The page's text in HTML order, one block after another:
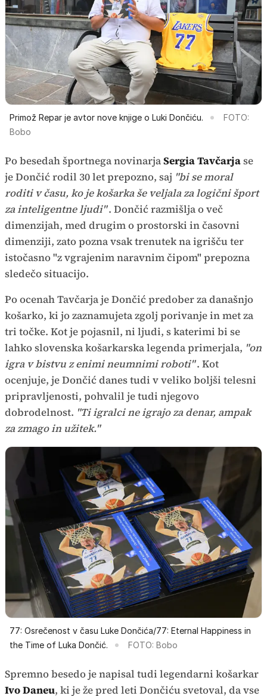
Primož Repar je avtor nove knjige o Luki Dončiću.
FOTO:
Bobo
Po besedah športnega novinarjaSergia Tavčarjase
je Dončić rodil 30 let prepozno, saj "bi se moral
roditi v času, ko je košarka še veljala za logični šport
za inteligentne ljudi". Dončić razmišlja o več
dimenzijah, med drugim o prostorski in časovni
dimenziji, zato pozna vsak trenutek na igrišču ter
istočasno "z vgrajenim naravnim čipom" prepozna
sledečo situacijo.
Po ocenah Tavčarja je Dončić predober za današnjo
košarko, ki jo zaznamujeta zgolj porivanje in met za
tri točke. Kot je pojasnil, ni ljudi, s katerimi bi se
lahko slovenska košarkarska legenda primerjala, "on
igra v bistvu z enimi neumnimi roboti". Kot
ocenjuje, je Dončić danes tudi v veliko boljši telesni
pripravljenosti, pohvalil je tudi njegovo
dobrodelnost. "Ti igralci ne igrajo za denar, ampak
za zmago in užitek."
77: Osrečenost v času Luke Dončića/77: Eternal Happiness in
the Time of Luka Dončić.
FOTO: Bobo
Spremno besedo je napisal tudi legendarni košarkar
Ivo Daneu, ki je že pred leti Dončiću svetoval, da vse